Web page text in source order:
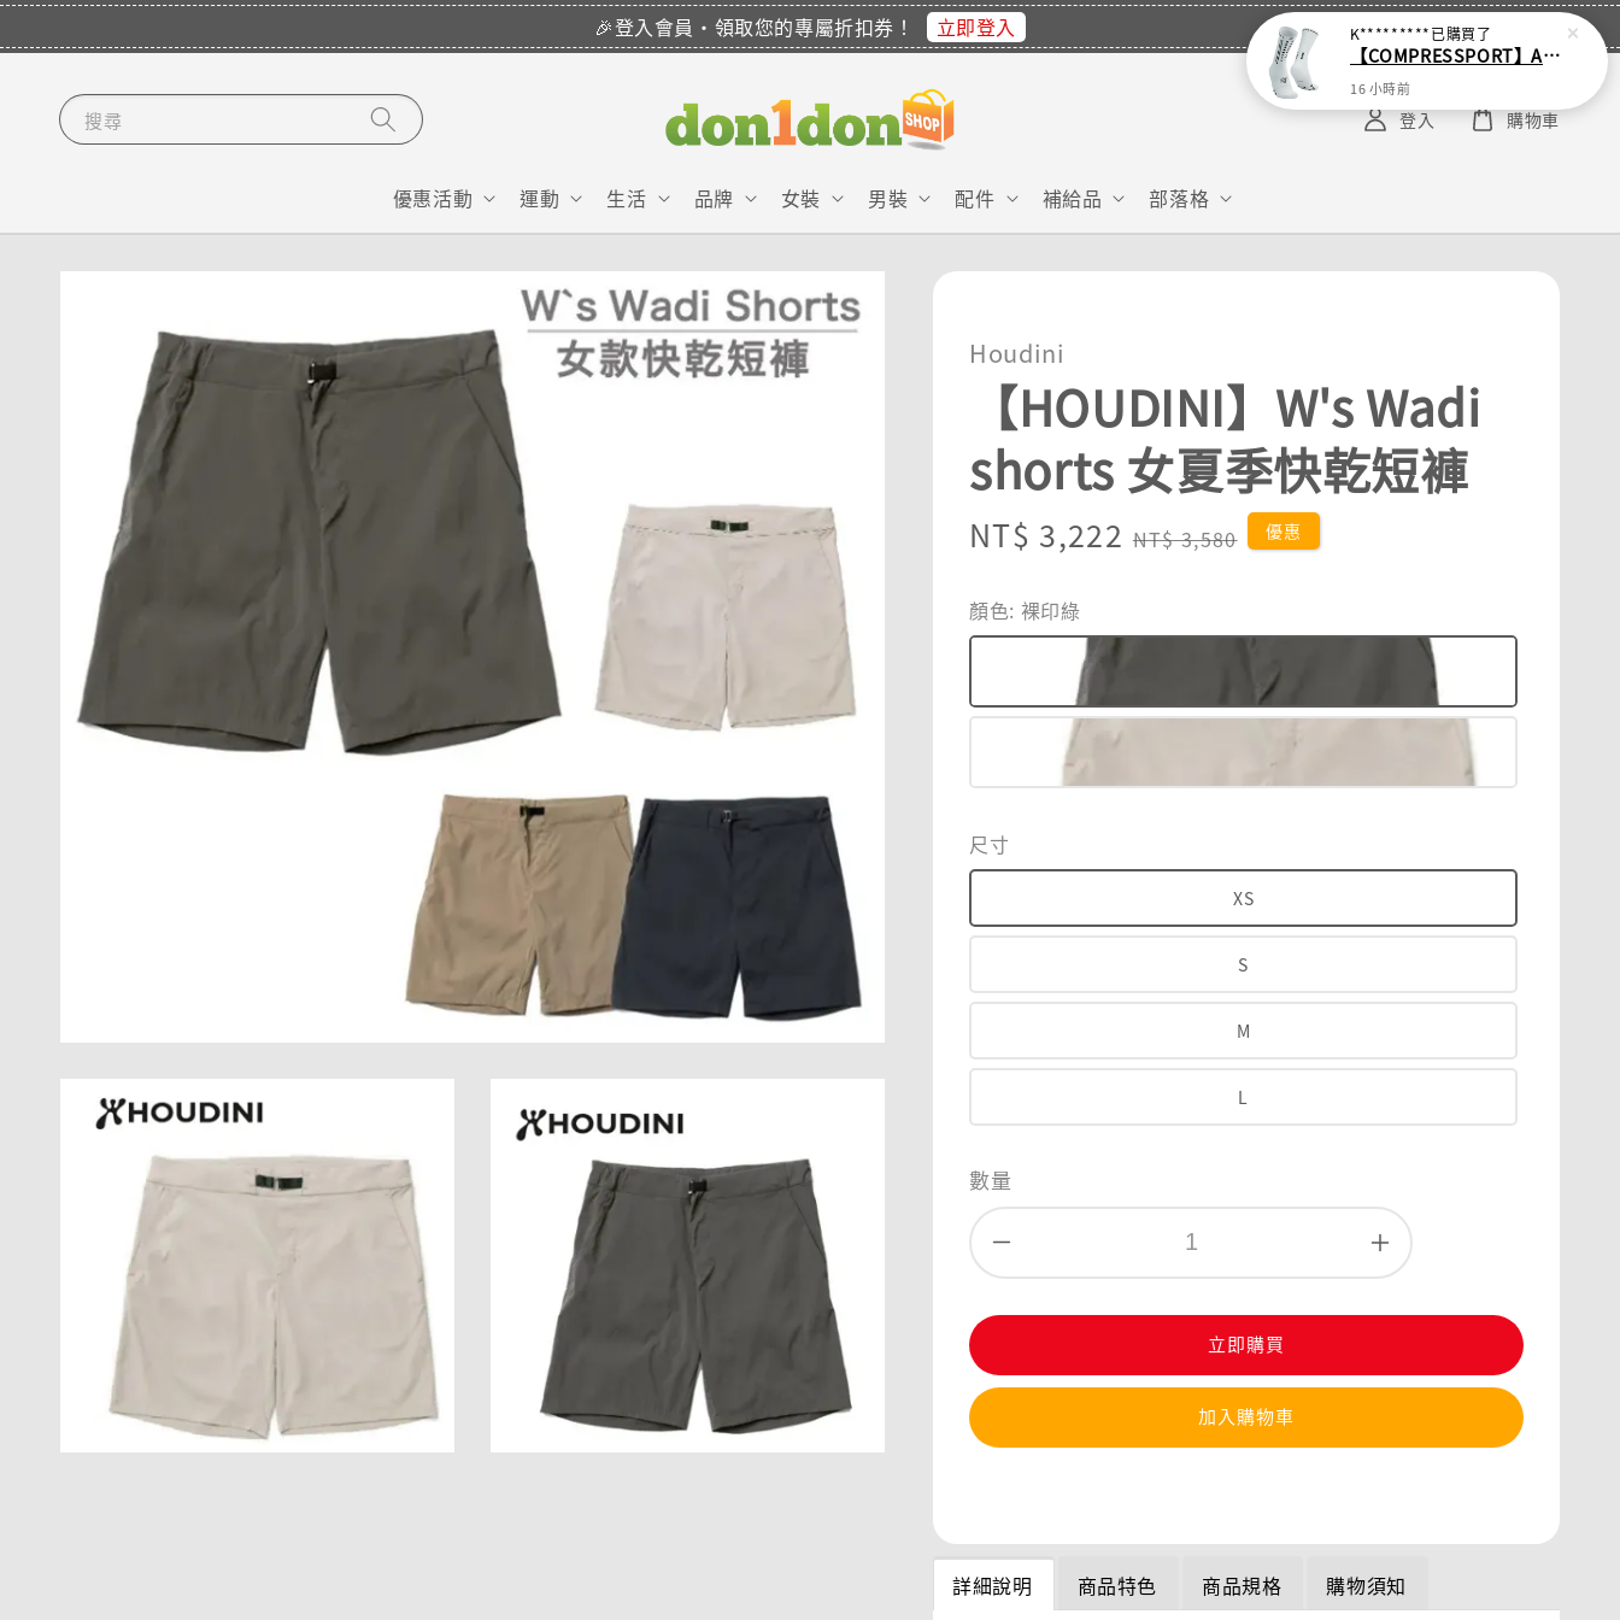
🎉登入會員・領取您的專屬折扣券！ 立即登入
搜尋
優惠活動 運動 生活 品牌 女裝 男裝 配件 補給品 部落格
登入 購物車
Houdini
【HOUDINI】W's Wadi
shorts 女夏季快乾短褲
Sale
NT$ 3,222 Regular
NT$ 3,580 優惠
顏色: 裸印綠
尺寸
XS
S
M
L
數量
立即購買
加入購物車
詳細說明 商品特色 商品規格 購物須知
K*********已購買了
【COMPRESSPORT】Aero空力襪 2.0
16 小時前